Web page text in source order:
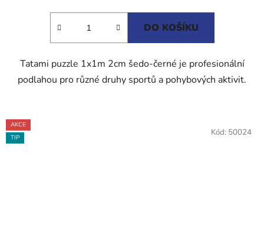
DO KOŠÍKU
Tatami puzzle 1x1m 2cm šedo-černé je profesionální
podlahou pro různé druhy sportů a pohybových aktivit.
AKCE
TIP
Kód: 50024